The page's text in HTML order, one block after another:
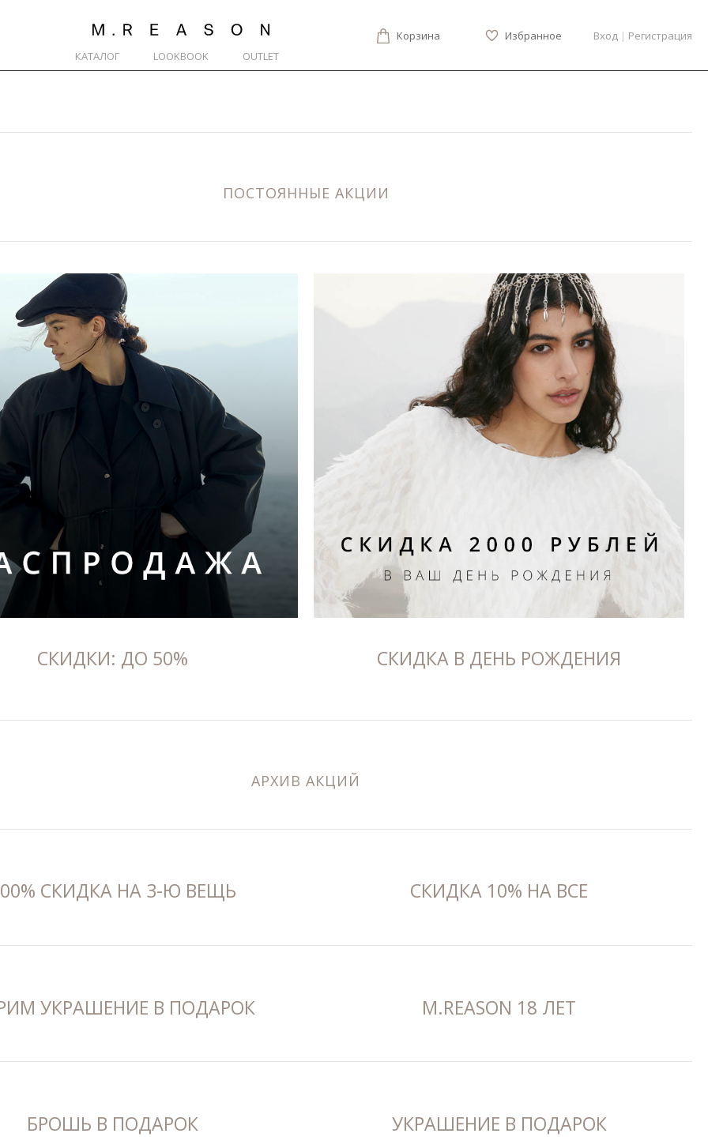
Корзина Избранное Вход | Регистрация
КАТАЛОГ
LOOKBOOK OUTLET
ПОСТОЯННЫЕ АКЦИИ
СКИДКИ: ДО 50% СКИДКА В ДЕНЬ РОЖДЕНИЯ
АРХИВ АКЦИЙ
СКИДКА НА 3-Ю ВЕЩЬ СКИДКА 10% НА ВСЕ
УКРАШЕНИЕ В ПОДАРОК M.REASON 18 ЛЕТ
БРОШЬ В ПОДАРОК УКРАШЕНИЕ В ПОДАРОК